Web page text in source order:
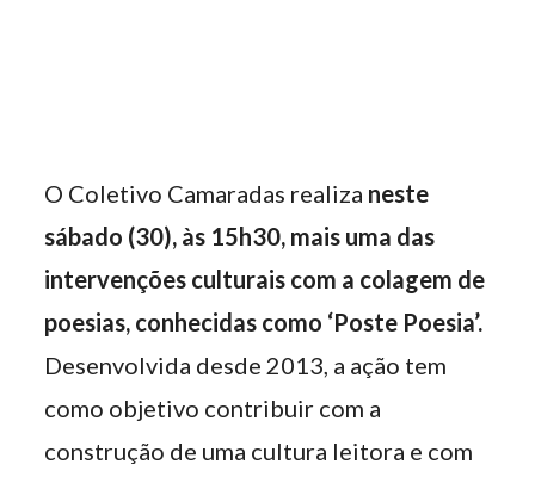
O Coletivo Camaradas realiza neste
sábado (30), às 15h30, mais uma das
intervenções culturais com a colagem de
poesias, conhecidas como ‘Poste Poesia’.
Desenvolvida desde 2013, a ação tem
como objetivo contribuir com a
construção de uma cultura leitora e com